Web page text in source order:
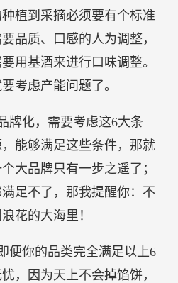
植到采摘必须要有个标准
品质、口感的人为调整，
用基酒来进行口味调整。
考虑产能问题了。
牌化，需要考虑这6大条
能够满足这些条件，那就
大品牌只有一步之遥了；
足不了，那我提醒你：不
花的大海里！
便你的品类完全满足以上6
，因为天上不会掉馅饼，